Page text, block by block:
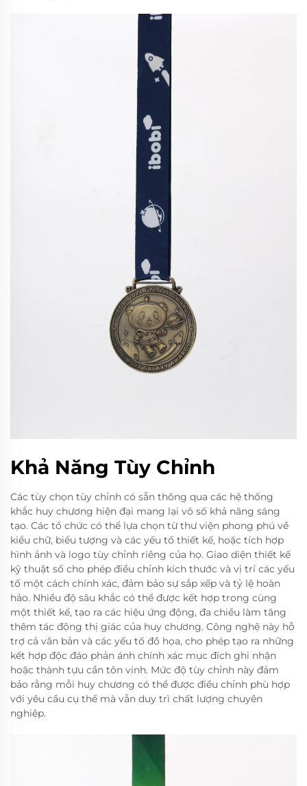
Khả Năng Tùy Chỉnh
Các tùy chọn tùy chỉnh có sẵn thông qua các hệ thống
khắc huy chương hiện đại mang lại vô số khả năng sáng
tạo. Các tổ chức có thể lựa chọn từ thư viện phong phú về
kiểu chữ, biểu tượng và các yếu tố thiết kế, hoặc tích hợp
hình ảnh và logo tùy chỉnh riêng của họ. Giao diện thiết kế
kỹ thuật số cho phép điều chỉnh kích thước và vị trí các yếu
tố một cách chính xác, đảm bảo sự sắp xếp và tỷ lệ hoàn
hảo. Nhiều độ sâu khắc có thể được kết hợp trong cùng
một thiết kế, tạo ra các hiệu ứng động, đa chiều làm tăng
thêm tác động thị giác của huy chương. Công nghệ này hỗ
trợ cả văn bản và các yếu tố đồ họa, cho phép tạo ra những
kết hợp độc đáo phản ánh chính xác mục đích ghi nhận
hoặc thành tựu cần tôn vinh. Mức độ tùy chỉnh này đảm
bảo rằng mỗi huy chương có thể được điều chỉnh phù hợp
với yêu cầu cụ thể mà vẫn duy trì chất lượng chuyên
nghiệp.